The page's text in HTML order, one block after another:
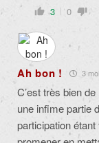
3 0
Ah bon ! 3
C’est très bien
une infime partie
participation